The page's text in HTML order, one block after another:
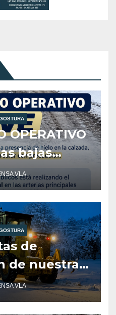
OPERATIVO
bajas
y la
en la
a la
las
al circular.
VLA
de
de nuestra
VLA